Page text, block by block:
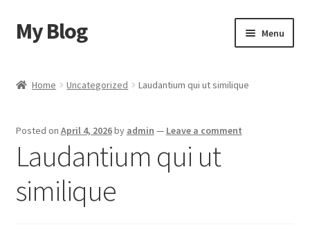
Skip
to
Skip
to
My Blog Menu
Checkout
Home Uncategorized Laudantium qui ut similique
Posted on April 4, 2026by admin — Leave a comment
Laudantium qui ut
similique